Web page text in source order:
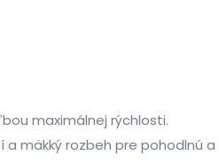
maximálnej rýchlosti.
mäkký rozbeh pre pohodlnú